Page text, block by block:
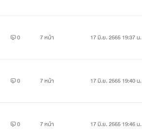
0 7 หน้า 17 มิ.ย. 2565 19:37 น.
0 7 หน้า 17 มิ.ย. 2565 19:40 น.
0 7 หน้า 17 มิ.ย. 2565 19:46 น.